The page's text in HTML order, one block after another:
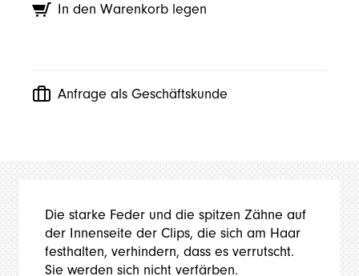
In den Warenkorb legen
Anfrage als Geschäftskunde
Die starke Feder und die spitzen Zähne auf
der Innenseite der Clips, die sich am Haar
festhalten, verhindern, dass es verrutscht.
Sie werden sich nicht verfärben.